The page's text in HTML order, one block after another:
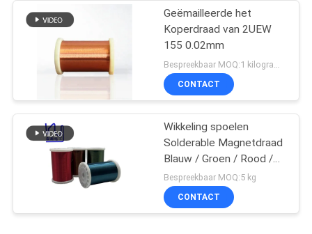
Geëmailleerde het
Koperdraad van 2UEW
155 0.02mm
CONTACT
Wikkeling spoelen
Solderable Magnetdraad
Blauw / Groen / Rood /
Bruin Kleur
Bespreekbaar MOQ:5 kg
CONTACT